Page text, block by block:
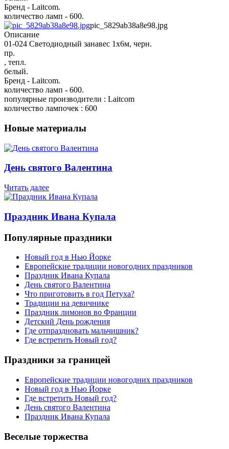
Бренд - Laitcom.
количество ламп - 600.
pic_5829ab38a8e98.jpg
Описание
01-024 Светодиодный занавес 1x6м, черн.
пр.
, тепл.
белый.
Бренд - Laitcom.
количество ламп - 600.
популярные производители : Laitcom
количество лампочек : 600
Новые материалы
День святого Валентина
Читать далее
Праздник Ивана Купала
Популярные праздники
Новый год в Нью Йорке
Европейские традиции новогодних праздников
Праздник Ивана Купала
День святого Валентина
Что приготовить в год Петуха?
Традиции на девичнике
Праздник лимонов во Франции
Детский День рождения
Где отпраздновать мальчишник?
Где встретить Новый год?
Праздники за границей
Европейские традиции новогодних праздников
Новый год в Нью Йорке
Где встретить Новый год?
День святого Валентина
Праздник Ивана Купала
Веселые торжества